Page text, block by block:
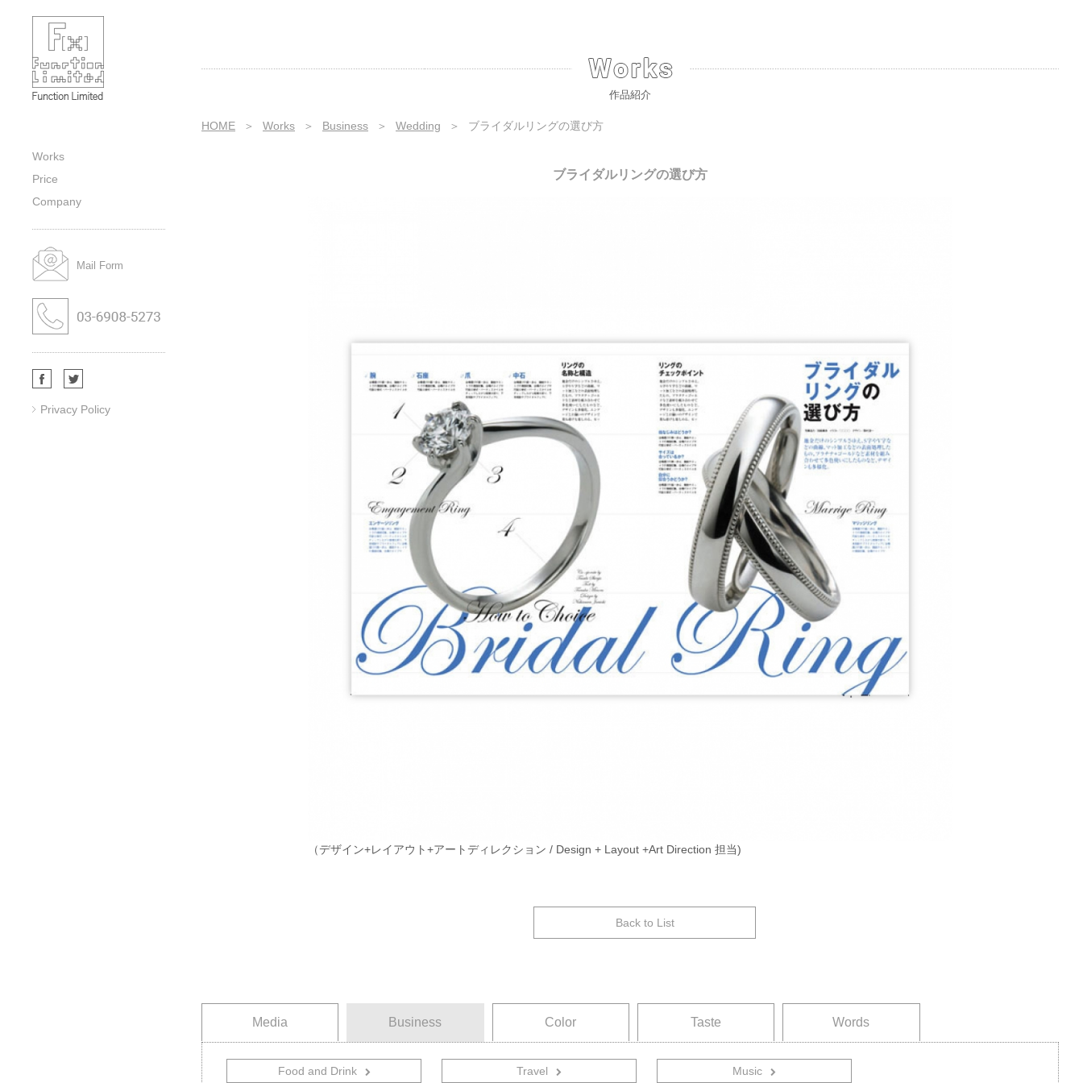
Category｜Sub-category｜Works｜
株式会社ファンクションの作品紹介
Works
Price
Company
Mail Form
Privacy Policy
作品紹介
HOME ＞ Works ＞ Business ＞ Wedding ＞ ブライダルリングの選び方
ブライダルリングの選び方
（デザイン+レイアウト+アートディレクション / Design + Layout +Art Direction 担当)
Back to List
Media Business Color Taste Words
Food and Drink Travel
旅行 Music
音楽関連